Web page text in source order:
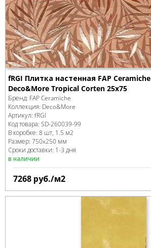
fRGI Плитка настенная FAP Ceramiche
Deco&More Tropical Corten 25x75
Бренд: FAP Ceramiche
Коллекция: Deco&More
Артикул: fRGI
Код товара: SD-260039-99
В коробке: 8 шт, 1.5 м2
Размер: 750x250 мм
Сроки доставки: 1-3 дня
в наличии
7268 руб./м2